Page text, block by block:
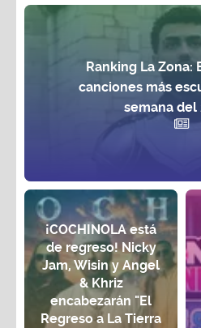
Ranking La Zona:
canciones más
semana
¡COCHINOLA está
de regreso! Nicky
Jam, Wisin y Angel
& Khriz
encabezarán "El
Regreso a La Tierra